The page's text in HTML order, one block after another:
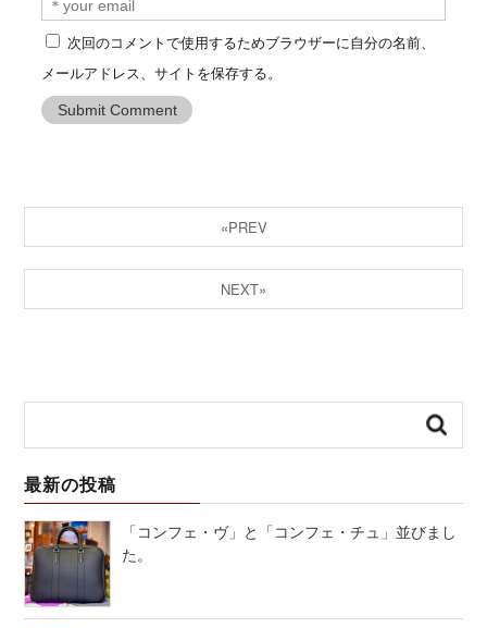
次回のコメントで使用するためブラウザーに自分の名前、
メールアドレス、サイトを保存する。
«PREV
NEXT»
最新の投稿
「コンフェ・ヴ」と「コンフェ・チュ」並びまし
た。